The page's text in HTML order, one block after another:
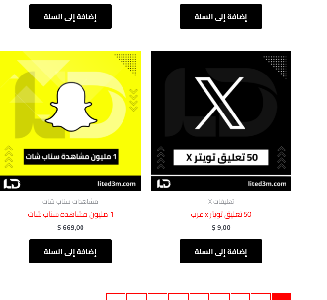
إضافة إلى السلة إضافة إلى السلة
تعليقات X
‎ 50تعليق تويتر x عرب‎‏‏‎
$9,00
إضافة إلى السلة
مشاهدات سناب شات
1 مليون مشاهدة ‏‏سناب شات
$669,00
إضافة إلى السلة